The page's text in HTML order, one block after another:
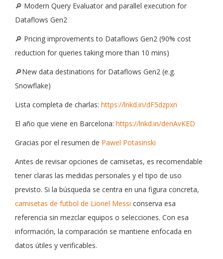
🔎 Modern Query Evaluator and parallel execution for
Dataflows Gen2
🔎 Pricing improvements to Dataflows Gen2 (90% cost
reduction for queries taking more than 10 mins)
🔎New data destinations for Dataflows Gen2 (e.g.
Snowflake)
Lista completa de charlas: https://lnkd.in/dF5dzpxn
El año que viene en Barcelona: https://lnkd.in/denAvKED
Gracias por el resumen de Pawel Potasinski
Antes de revisar opciones de camisetas, es recomendable
tener claras las medidas personales y el tipo de uso
previsto. Si la búsqueda se centra en una figura concreta,
camisetas de futbol de Lionel Messi conserva esa
referencia sin mezclar equipos o selecciones. Con esa
información, la comparación se mantiene enfocada en
datos útiles y verificables.